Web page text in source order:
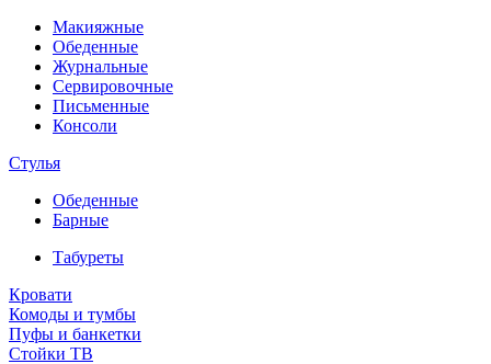
Макияжные
Обеденные
Журнальные
Сервировочные
Письменные
Консоли
Стулья
Обеденные
Барные
Табуреты
Кровати
Комоды и тумбы
Пуфы и банкетки
Стойки ТВ